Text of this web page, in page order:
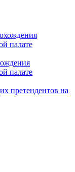
палате
палате
претендентов на